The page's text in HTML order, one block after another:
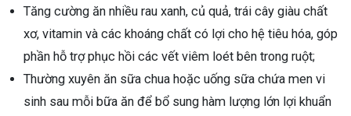
Tăng cường ăn nhiều rau xanh, củ quả, trái cây giàu chất
xơ, vitamin và các khoáng chất có lợi cho hệ tiêu hóa, góp
phần hỗ trợ phục hồi các vết viêm loét bên trong ruột;
Thường xuyên ăn sữa chua hoặc uống sữa chứa men vi
sinh sau mỗi bữa ăn để bổ sung hàm lượng lớn lợi khuẩn